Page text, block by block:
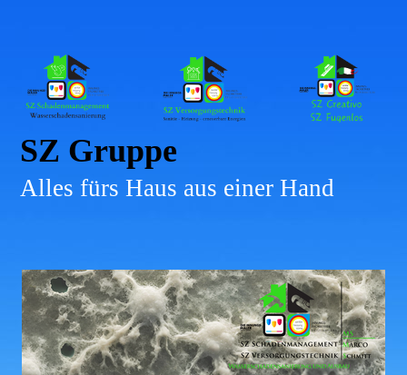
SZ Gruppe
Alles fürs Haus aus einer Hand